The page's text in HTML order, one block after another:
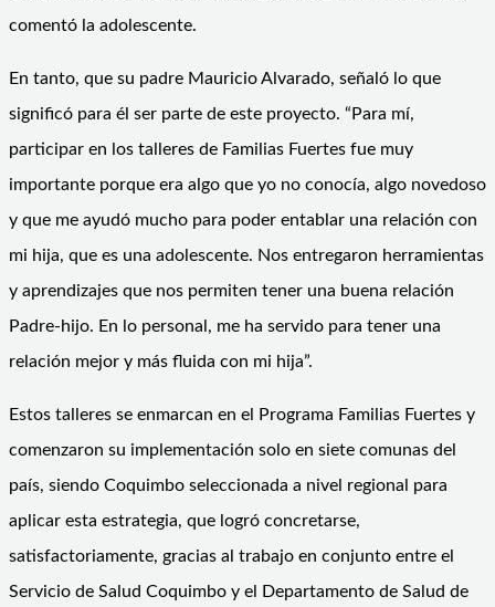
comentó la adolescente.
En tanto, que su padre Mauricio Alvarado, señaló lo que
significó para él ser parte de este proyecto. “Para mí,
participar en los talleres de Familias Fuertes fue muy
importante porque era algo que yo no conocía, algo novedoso
y que me ayudó mucho para poder entablar una relación con
mi hija, que es una adolescente. Nos entregaron herramientas
y aprendizajes que nos permiten tener una buena relación
Padre-hijo. En lo personal, me ha servido para tener una
relación mejor y más fluida con mi hija”.
Estos talleres se enmarcan en el Programa Familias Fuertes y
comenzaron su implementación solo en siete comunas del
país, siendo Coquimbo seleccionada a nivel regional para
aplicar esta estrategia, que logró concretarse,
satisfactoriamente, gracias al trabajo en conjunto entre el
Servicio de Salud Coquimbo y el Departamento de Salud de